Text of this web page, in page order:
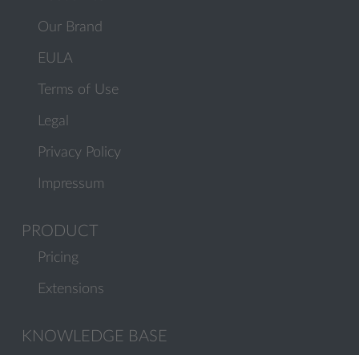
Our Brand
EULA
Terms of Use
Legal
Privacy Policy
Impressum
PRODUCT
Pricing
Extensions
KNOWLEDGE BASE